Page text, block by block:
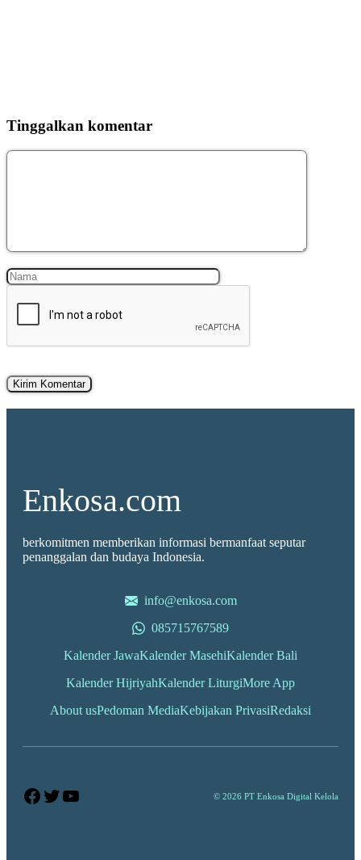
Tinggalkan komentar
Komentar
Nama Surel
Enkosa.com
berkomitmen memberikan informasi bermanfaat seputar
penanggalan dan budaya Indonesia.
info@enkosa.com
085715767589
Kalender JawaKalender MasehiKalender Bali
Kalender HijriyahKalender LiturgiMore App
About usPedoman MediaKebijakan PrivasiRedaksi
Facebook
Twitter
YouTube © 2026 PT Enkosa Digital Kelola